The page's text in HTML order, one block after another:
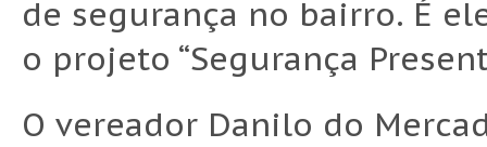
de segurança no bairro. É
o projeto “Segurança
O vereador Danilo do